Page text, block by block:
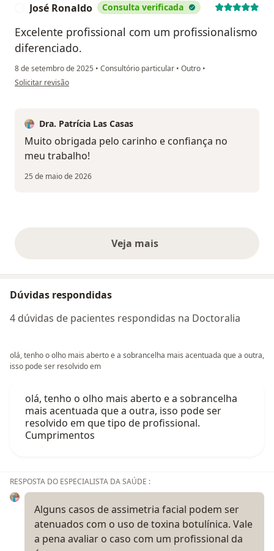
José Ronaldo Consulta verificada
Excelente profissional com um profissionalismo
diferenciado.
8 de setembro de 2025 • Consultório particular • Outro •
na opinião do utilizador José Ronaldo
Solicitar revisão
Dra. Patrícia Las Casas
Muito obrigada pelo carinho e confiança no
meu trabalho!
25 de maio de 2026
Veja maisopiniões acima
Dúvidas respondidas
4 dúvidas de pacientes respondidas na Doctoralia
olá, tenho o olho mais aberto e a sobrancelha mais acentuada que a outra,
isso pode ser resolvido em
olá, tenho o olho mais aberto e a sobrancelha
mais acentuada que a outra, isso pode ser
resolvido em que tipo de profissional.
Cumprimentos
RESPOSTA DO ESPECIALISTA DA SAÚDE :
Alguns casos de assimetria facial podem ser
atenuados com o uso de toxina botulínica. Vale
a pena avaliar o caso com um profissional da